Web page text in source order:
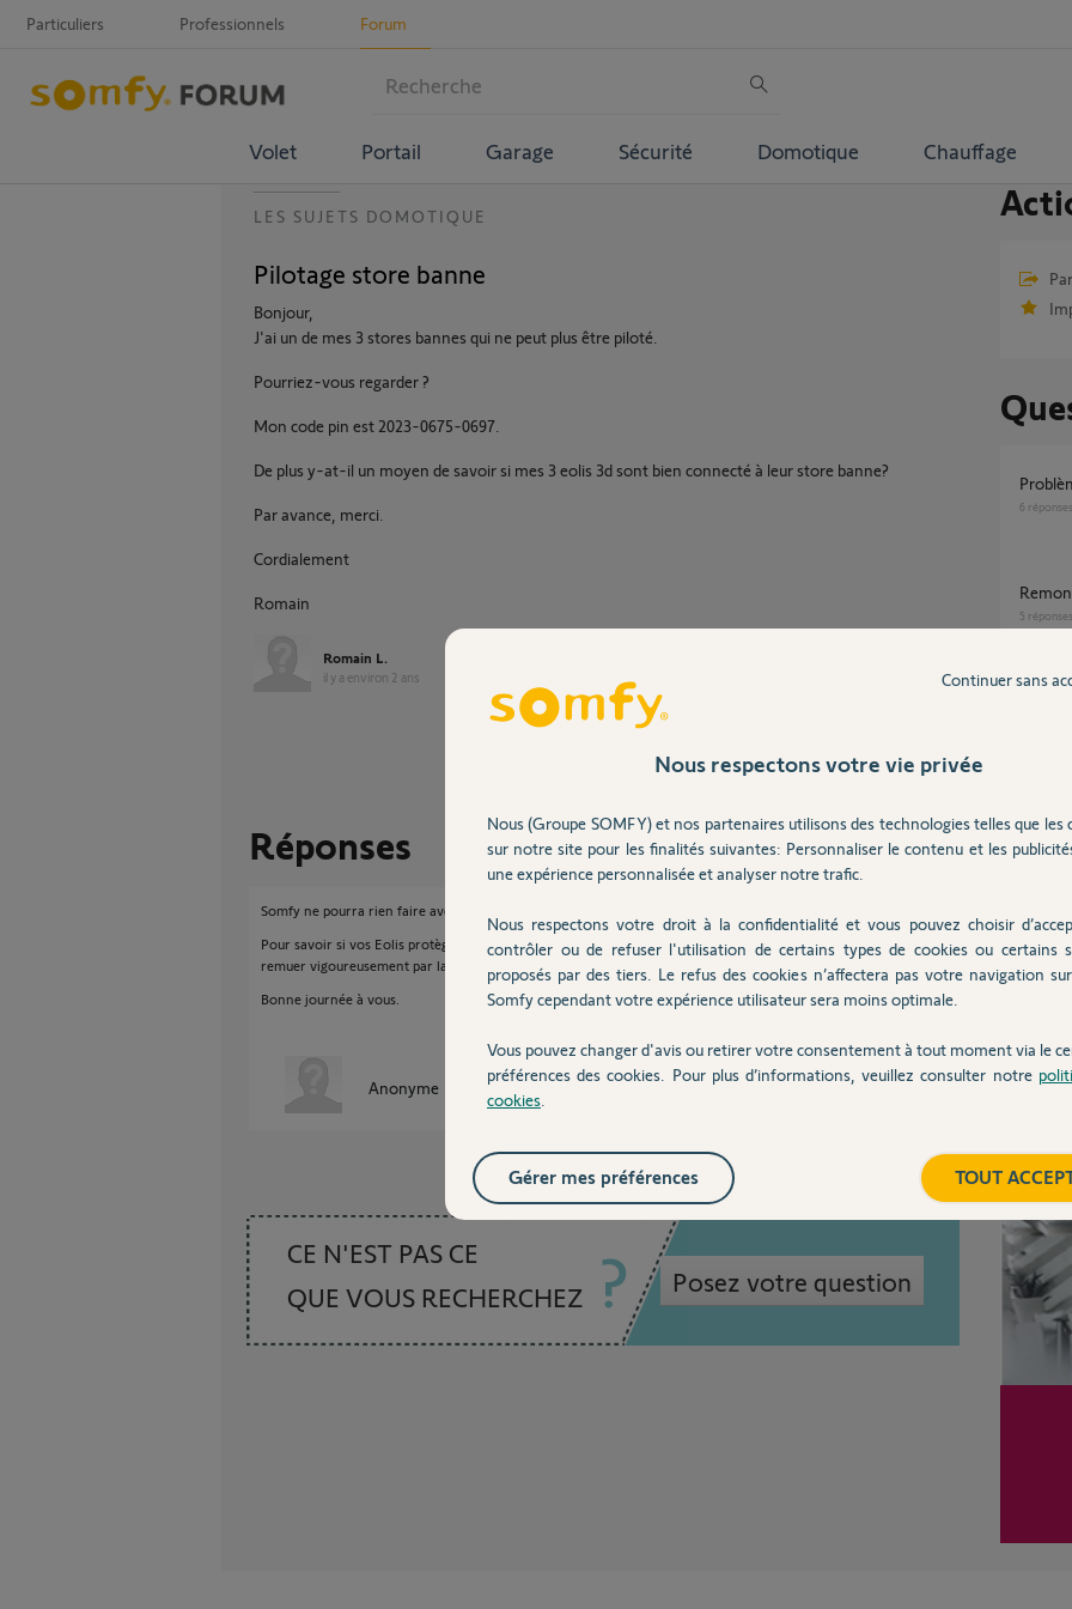
Particuliers Professionnels Forum
Volet Portail Garage Sécurité Domotique Chauffage
LES SUJETS DOMOTIQUE
Pilotage store banne
Bonjour,
J'ai un de mes 3 stores bannes qui ne peut plus être piloté.
Pourriez-vous regarder ?
Mon code pin est 2023-0675-0697.
De plus y-at-il un moyen de savoir si mes 3 eolis 3d sont bien connecté à leur store banne?
Par avance, merci.
Cordialement
Romain
Romain L.
il y a environ 2 ans
Réponses
Somfy ne pourra rien faire avec le pin box pour vos problèmes.
Pour savoir si vos Eolis protègent bien leur store il suffit de sortir les 3 stores, de les
remuer vigoureusement par la barre de charge, ils doivent remonter.
Bonne journée à vous.
Anonyme il y a environ 2 ans
CE N'EST PAS CE
QUE VOUS RECHERCHEZ
Posez votre question
6 réponses
5 réponses
Association moteur store banne Io
2réponses
Nous respectons votre vie privée
Nous (Groupe SOMFY) et nos partenaires utilisons des technologies telles que les
sur notre site pour les finalités suivantes: Personnaliser le contenu et les
une expérience personnalisée et analyser notre trafic.
Nous respectons votre droit à la confidentialité et vous pouvez choisir
contrôler ou de refuser l'utilisation de certains types de cookies ou certains
proposés par des tiers. Le refus des cookies n’affectera pas votre navigation
Somfy cependant votre expérience utilisateur sera moins optimale.
Vous pouvez changer d'avis ou retirer votre consentement à tout moment via le
préférences des cookies. Pour plus d’informations, veuillez consulter notre
cookies
Continuer sans
TOUT
Gérer mes préférences